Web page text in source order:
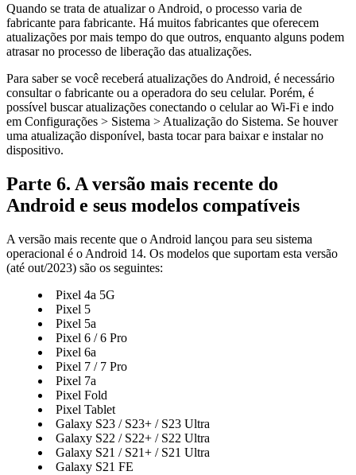
Quando se trata de atualizar o Android, o processo varia de
fabricante para fabricante. Há muitos fabricantes que oferecem
atualizações por mais tempo do que outros, enquanto alguns podem
atrasar no processo de liberação das atualizações.
Para saber se você receberá atualizações do Android, é necessário
consultar o fabricante ou a operadora do seu celular. Porém, é
possível buscar atualizações conectando o celular ao Wi-Fi e indo
em Configurações > Sistema > Atualização do Sistema. Se houver
uma atualização disponível, basta tocar para baixar e instalar no
dispositivo.
Parte 6. A versão mais recente do
Android e seus modelos compatíveis
A versão mais recente que o Android lançou para seu sistema
operacional é o Android 14. Os modelos que suportam esta versão
(até out/2023) são os seguintes:
Pixel 4a 5G
Pixel 5
Pixel 5a
Pixel 6 / 6 Pro
Pixel 6a
Pixel 7 / 7 Pro
Pixel 7a
Pixel Fold
Pixel Tablet
Galaxy S23 / S23+ / S23 Ultra
Galaxy S22 / S22+ / S22 Ultra
Galaxy S21 / S21+ / S21 Ultra
Galaxy S21 FE